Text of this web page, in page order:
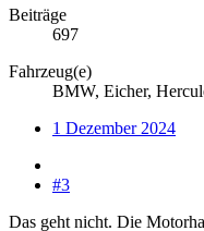
Beiträge
697
Fahrzeug(e)
BMW, Eicher,
1 Dezember 2024
#3
Das geht nicht. Die